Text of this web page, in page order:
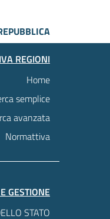
REGIONI
Home
semplice
avanzata
Normattiva
GESTIONE
STATO